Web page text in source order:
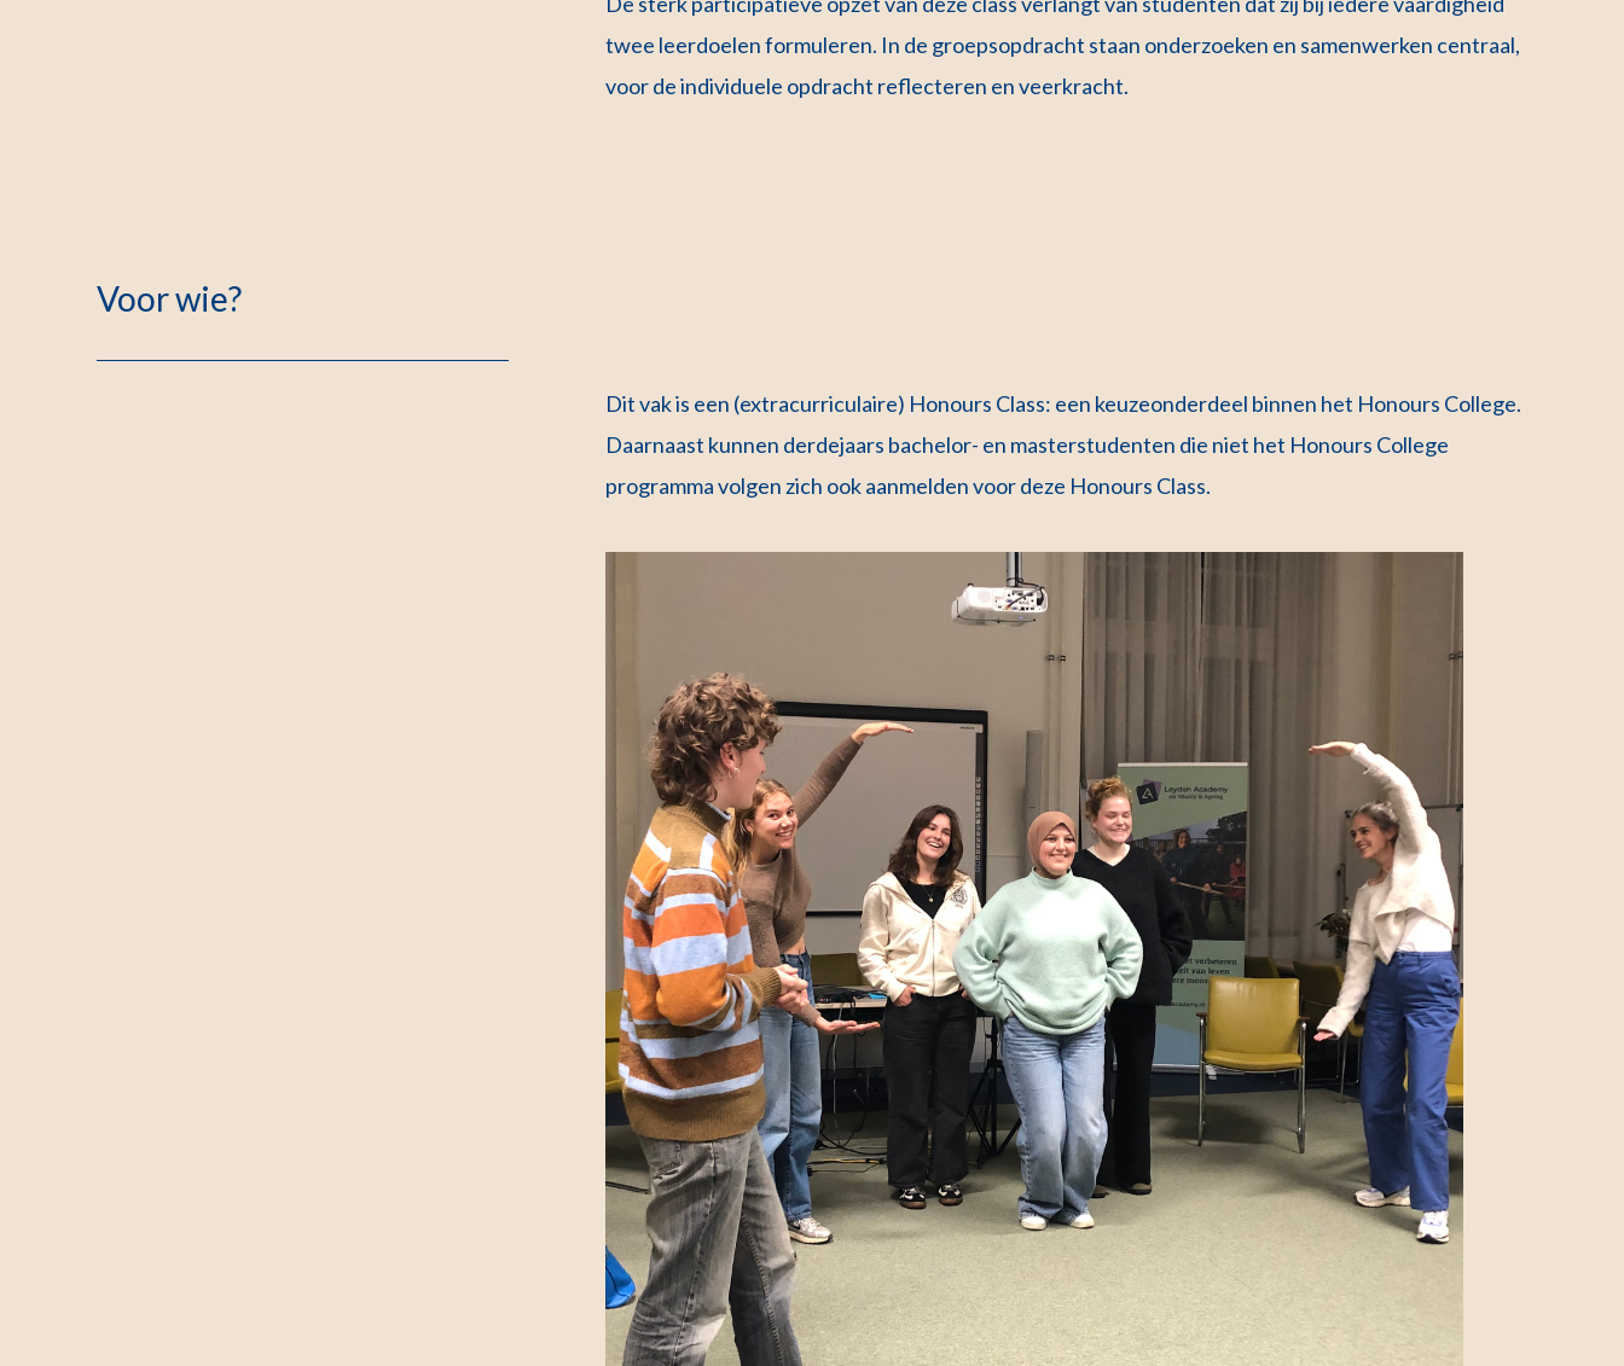
twee leerdoelen formuleren. In de groepsopdracht staan onderzoeken en samenwerken centraal,
voor de individuele opdracht reflecteren en veerkracht.
Voor wie?
Dit vak is een (extracurriculaire) Honours Class: een keuzeonderdeel binnen het Honours College.
Daarnaast kunnen derdejaars bachelor- en masterstudenten die niet het Honours College
programma volgen zich ook aanmelden voor deze Honours Class.